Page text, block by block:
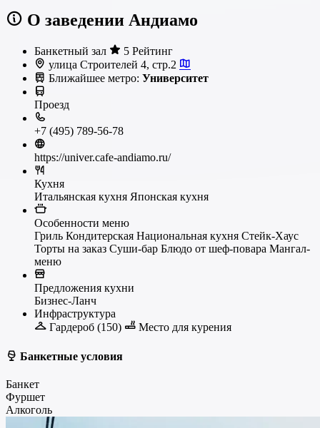
О заведении Андиамо
Банкетный зал
5 Рейтинг
улица Строителей 4, стр.2
Ближайшее метро: Университет
Проезд
+7 (495) 789-56-78
https://univer.cafe-andiamo.ru/
Кухня
Итальянская кухня Японская кухня
Особенности меню
Гриль Кондитерская Национальная кухня Стейк-Хаус
Торты на заказ Суши-бар Блюдо от шеф-повара Мангал-
меню
Предложения кухни
Бизнес-Ланч
Инфраструктура
Гардероб (150)
Место для курения
Банкетные условия
Банкет
Фуршет
Алкоголь